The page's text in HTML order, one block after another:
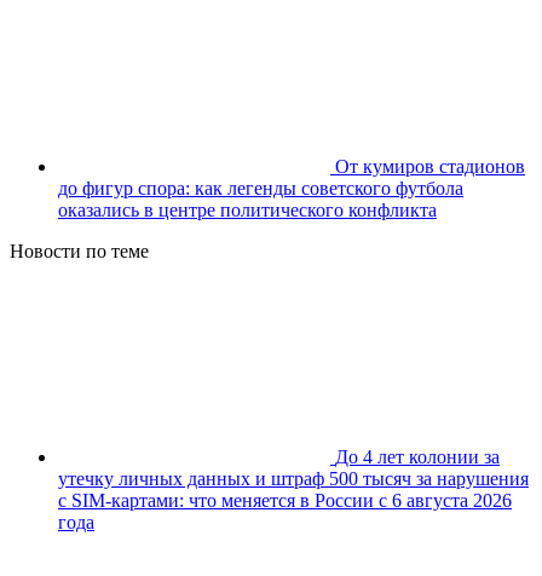
От кумиров стадионов
до фигур спора: как легенды советского футбола
оказались в центре политического конфликта
Новости по теме
До 4 лет колонии за
утечку личных данных и штраф 500 тысяч за нарушения
с SIM-картами: что меняется в России с 6 августа 2026
года